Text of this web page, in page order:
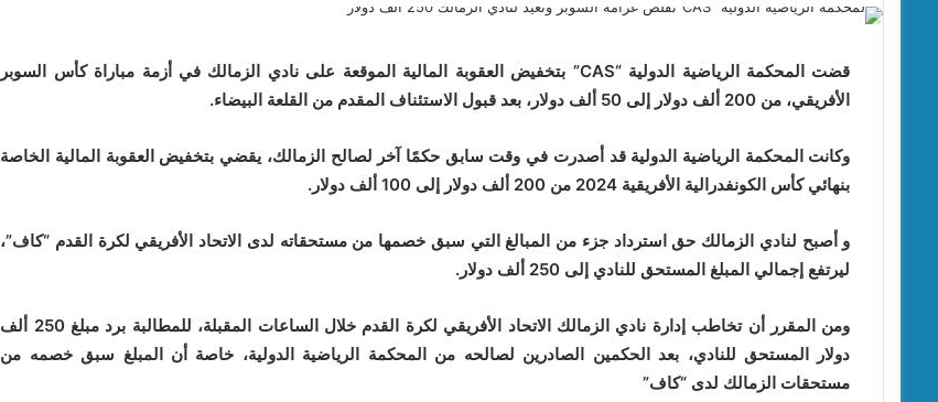
قضت المحكمة الرياضية الدولية “CAS” بتخفيض العقوبة المالية الموقعة على نادي الزمالك في أزمة مباراة كأس السوبر
الأفريقي، من 200 ألف دولار إلى 50 ألف دولار، بعد قبول الاستئناف المقدم من القلعة البيضاء.
وكانت المحكمة الرياضية الدولية قد أصدرت في وقت سابق حكمًا آخر لصالح الزمالك، يقضي بتخفيض العقوبة المالية الخاصة
بنهائي كأس الكونفدرالية الأفريقية 2024 من 200 ألف دولار إلى 100 ألف دولار.
و أصبح لنادي الزمالك حق استرداد جزء من المبالغ التي سبق خصمها من مستحقاته لدى الاتحاد الأفريقي لكرة القدم “كاف”،
ليرتفع إجمالي المبلغ المستحق للنادي إلى 250 ألف دولار.
ومن المقرر أن تخاطب إدارة نادي الزمالك الاتحاد الأفريقي لكرة القدم خلال الساعات المقبلة، للمطالبة برد مبلغ 250 ألف
دولار المستحق للنادي، بعد الحكمين الصادرين لصالحه من المحكمة الرياضية الدولية، خاصة أن المبلغ سبق خصمه من
مستحقات الزمالك لدى “كاف”